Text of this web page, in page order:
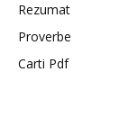
Rezumat
Proverbe
Carti Pdf